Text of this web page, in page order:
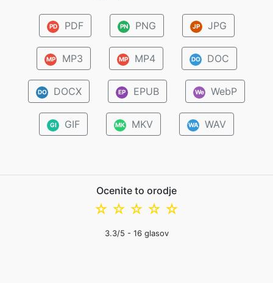
PD PDF PN PNG JP JPG
MP MP3 MP MP4 DO DOC
DO DOCX EP EPUB We WebP
GI GIF MK MKV WA WAV
Ocenite to orodje
☆
☆
☆
☆
☆
3.3/5 - 16glasov